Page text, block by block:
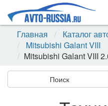
Главная
Каталог
Mitsubishi Galant VIII
Mitsubishi Galant VIII
Поиск